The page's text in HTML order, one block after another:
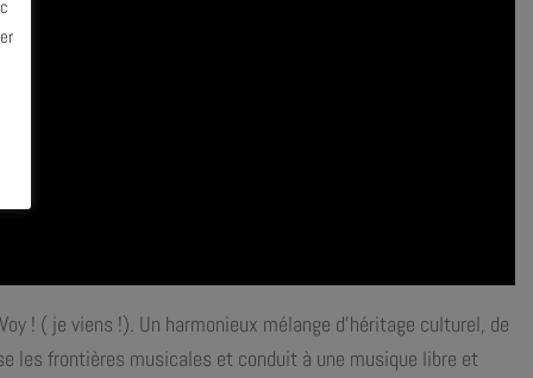
! ( je viens !). Un harmonieux mélange d’héritage culturel, de
les frontières musicales et conduit à une musique libre et